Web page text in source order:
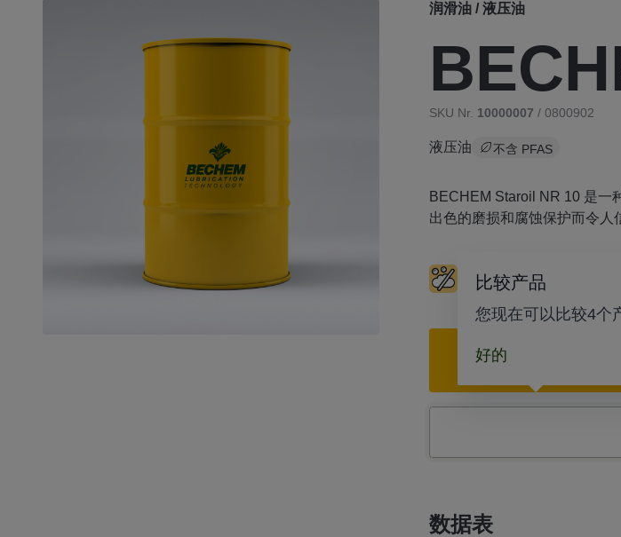
润滑油 / 液压油
SKU Nr. 10000007 / 0800902
液压油 不含 PFAS
BECHEM Staroil NR 10 是一
出色的磨损和腐蚀保护而令人
低发泡 液压系统
比较产品
您现在可以比较4个
好的
数据表